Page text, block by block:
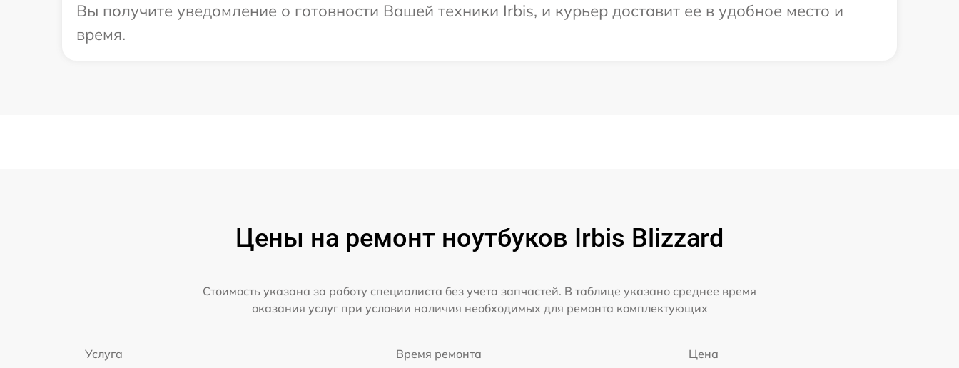
Вы получите уведомление о готовности Вашей техники Irbis, и курьер доставит ее в удобное место и
время.
Цены на ремонт ноутбуков Irbis Blizzard
Стоимость указана за работу специалиста без учета запчастей. В таблице указано среднее время
оказания услуг при условии наличия необходимых для ремонта комплектующих
Услуга Время ремонта Цена